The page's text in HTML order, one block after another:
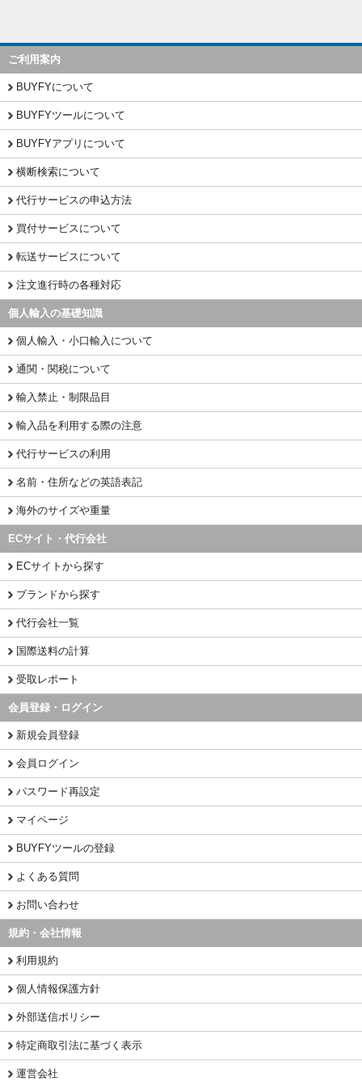
ご利用案内
BUYFYについて
BUYFYツールについて
BUYFYアプリについて
横断検索について
代行サービスの申込方法
買付サービスについて
転送サービスについて
注文進行時の各種対応
個人輸入の基礎知識
個人輸入・小口輸入について
通関・関税について
輸入禁止・制限品目
輸入品を利用する際の注意
代行サービスの利用
名前・住所などの英語表記
海外のサイズや重量
ECサイト・代行会社
ECサイトから探す
ブランドから探す
代行会社一覧
国際送料の計算
受取レポート
会員登録・ログイン
新規会員登録
会員ログイン
パスワード再設定
マイページ
BUYFYツールの登録
よくある質問
お問い合わせ
規約・会社情報
利用規約
個人情報保護方針
外部送信ポリシー
特定商取引法に基づく表示
運営会社